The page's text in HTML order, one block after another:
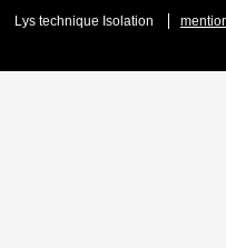
Lys technique Isolation